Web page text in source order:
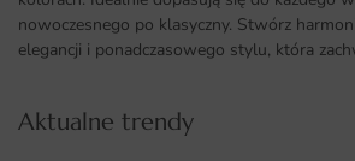
nowoczesnego po klasyczny. Stwórz
elegancji i ponadczasowego stylu, która
Aktualne trendy​